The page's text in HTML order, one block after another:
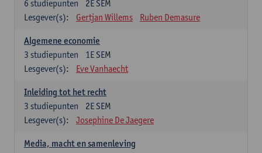
2E SEM
6 studiepunten
Lesgever(s):
Gertjan Willems Ruben Demasure
Algemene economie
1E SEM
3 studiepunten
Lesgever(s):
Eve Vanhaecht
Inleiding tot het recht
2E SEM
3 studiepunten
Lesgever(s):
Josephine De Jaegere
Media, macht en samenleving